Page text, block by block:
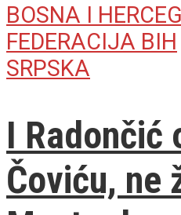
BOSNA I
FEDERACIJA BIH
SRPSKA
I Radončić
Čoviću, ne